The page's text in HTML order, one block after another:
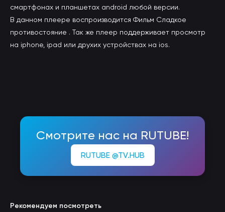
смартфонах и планшетах android любой версии.
В данном плеере воспроизводится Фильм Сладкое
противостояние . Так же плеер поддерживает просмотр
на iphone, ipad или друхих устройствах на ios.
Смотрите нас на RUTUBE!
RUTUBE @TV.HUB
Рекомендуем посмотреть